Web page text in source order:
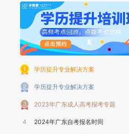
学历提升专业解决方案
学历提升专业解决方案
2023年广东成人高考报考专题
4 2024年广东自考报名时间